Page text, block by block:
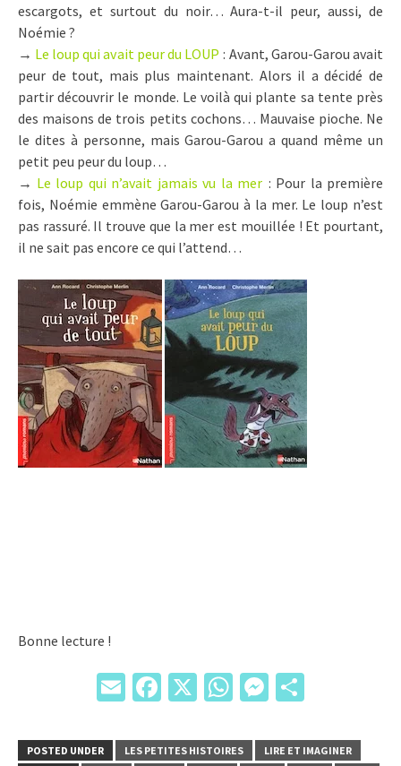
escargots, et surtout du noir… Aura-t-il peur, aussi, de
Noémie ?
→ Le loup qui avait peur du LOUP : Avant, Garou-Garou avait
peur de tout, mais plus maintenant. Alors il a décidé de
partir découvrir le monde. Le voilà qui plante sa tente près
des maisons de trois petits cochons… Mauvaise pioche. Ne
le dites à personne, mais Garou-Garou a quand même un
petit peu peur du loup…
→ Le loup qui n’avait jamais vu la mer : Pour la première
fois, Noémie emmène Garou-Garou à la mer. Le loup n’est
pas rassuré. Il trouve que la mer est mouillée ! Et pourtant,
il ne sait pas encore ce qui l’attend…
Bonne lecture !
EmailFacebook
X WhatsApp
Messenger
POSTED UNDER LES PETITES HISTOIRES
LIRE ET IMAGINER